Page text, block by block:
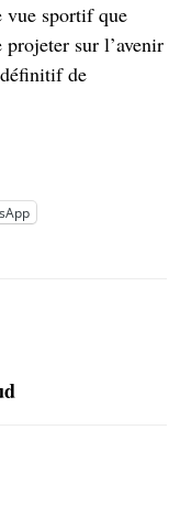
vue sportif que
sur l’avenir
de